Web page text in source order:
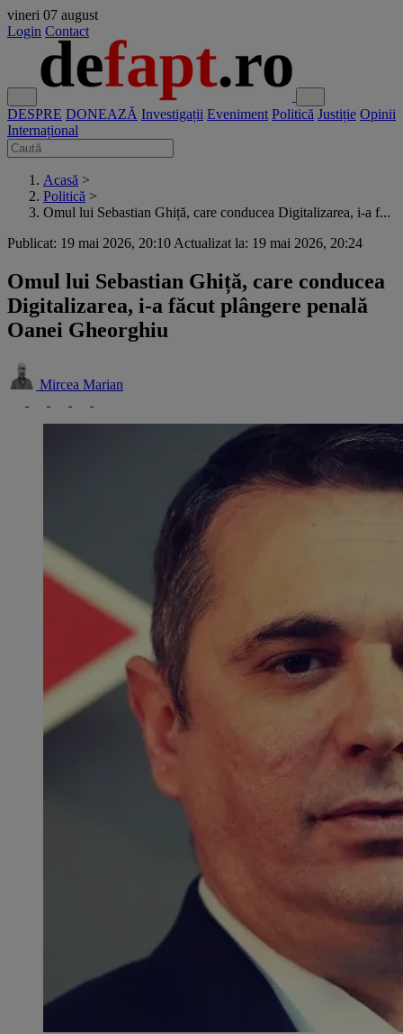
vineri 07 august
Login Contact
DESPRE DONEAZĂ Investigații Eveniment Politică Justiție Opinii
Internațional
Acasă >
Politică >
Omul lui Sebastian Ghiță, care conducea Digitalizarea, i-a f...
Publicat: 19 mai 2026, 20:10 Actualizat la: 19 mai 2026, 20:24
Omul lui Sebastian Ghiță, care conducea
Digitalizarea, i-a făcut plângere penală
Oanei Gheorghiu
Mircea Marian